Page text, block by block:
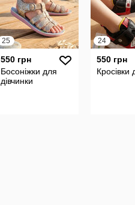
25
550 грн
Босоніжки для
дівчинки
24
550 грн
Кросівки